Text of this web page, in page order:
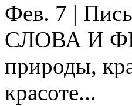
Фев. 7 |
СЛОВА И
природы,
красоте...